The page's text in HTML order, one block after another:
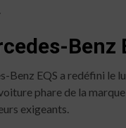
Benz
Benz EQS a redéfini le
phare de la
exigeants.